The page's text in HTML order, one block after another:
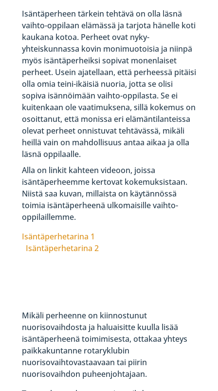
Isäntäperheen tärkein tehtävä on olla läsnä
vaihto-oppilaan elämässä ja tarjota hänelle koti
kaukana kotoa. Perheet ovat nyky-
yhteiskunnassa kovin monimuotoisia ja niinpä
myös isäntäperheiksi sopivat monenlaiset
perheet. Usein ajatellaan, että perheessä pitäisi
olla omia teini-ikäisiä nuoria, jotta se olisi
sopiva isännöimään vaihto-oppilasta. Se ei
kuitenkaan ole vaatimuksena, sillä kokemus on
osoittanut, että monissa eri elämäntilanteissa
olevat perheet onnistuvat tehtävässä, mikäli
heillä vain on mahdollisuus antaa aikaa ja olla
läsnä oppilaalle.
Alla on linkit kahteen videoon, joissa
isäntäperheemme kertovat kokemuksistaan.
Niistä saa kuvan, millaista on käytännössä
toimia isäntäperheenä ulkomaisille vaihto-
oppilaillemme.
Isäntäperhetarina 1
Isäntäperhetarina 2
Mikäli perheenne on kiinnostunut
nuorisovaihdosta ja haluaisitte kuulla lisää
isäntäperheenä toimimisesta, ottakaa yhteys
paikkakuntanne rotaryklubin
nuorisovaihtovastaavaan tai piirin
nuorisovaihdon puheenjohtajaan.